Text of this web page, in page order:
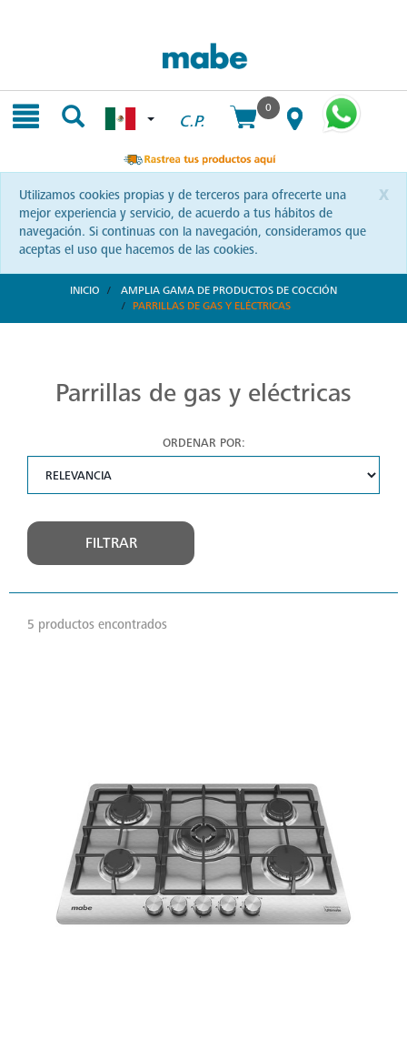
C.P.
0
x
Utilizamos cookies propias y de terceros para ofrecerte una
mejor experiencia y servicio, de acuerdo a tus hábitos de
navegación. Si continuas con la navegación, consideramos que
aceptas el uso que hacemos de las cookies.
INICIO
AMPLIA GAMA DE PRODUCTOS DE COCCIÓN
PARRILLAS DE GAS Y ELÉCTRICAS
Parrillas de gas y eléctricas
ORDENAR POR:
FILTRAR
5 productos encontrados